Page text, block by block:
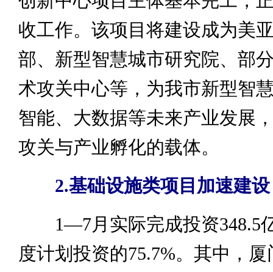
收工作。该项目将建设成为美
部、新型智慧城市研究院、部
术攻关中心等，为我市新型智
智能、大数据等未来产业发展
攻关与产业孵化的载体。
2.基础设施类项目加速建设
1—7月实际完成投资348.5
度计划投资的75.7%。其中，